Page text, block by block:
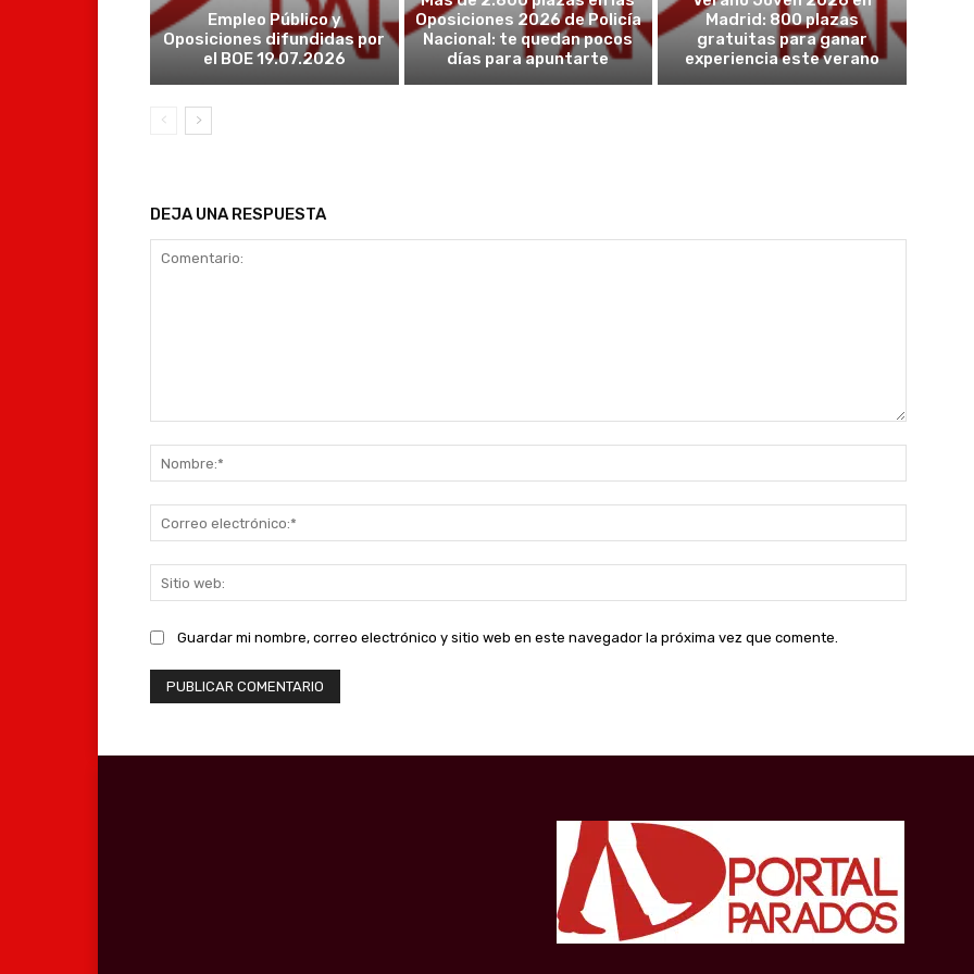
Empleo Público y
Oposiciones difundidas por
el BOE 19.07.2026
Oposiciones 2026 de Policía
Nacional: te quedan pocos
días para apuntarte
Madrid: 800 plazas
gratuitas para ganar
experiencia este verano
DEJA UNA RESPUESTA
web:
Guardar mi nombre, correo electrónico y sitio web en este navegador la próxima vez que comente.